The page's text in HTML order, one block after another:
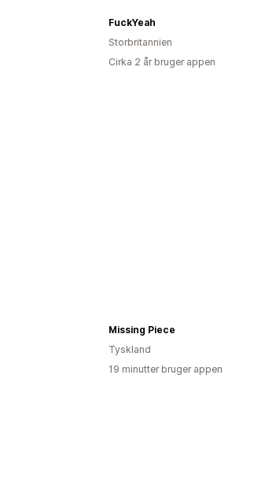
FuckYeah
Storbritannien
Cirka 2 år bruger appen
Missing Piece
Tyskland
19 minutter bruger appen